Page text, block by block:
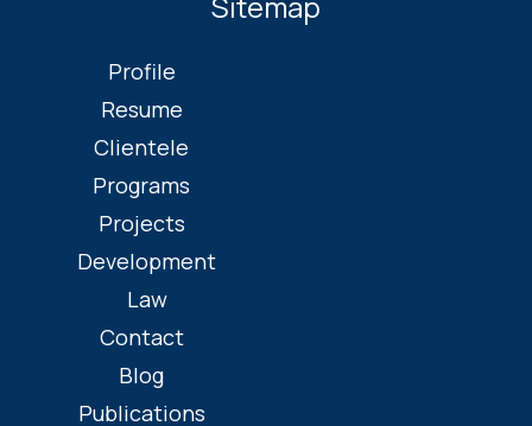
Profile
Resume
Clientele
Programs
Projects
Development
Law
Contact
Blog
Publications